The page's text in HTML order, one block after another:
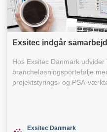
Exsitec indgår
Hos Exsitec Danmark udvider
brancheløsningsportefølje
projektstyrings- og PSA-
Exsitec Danmark